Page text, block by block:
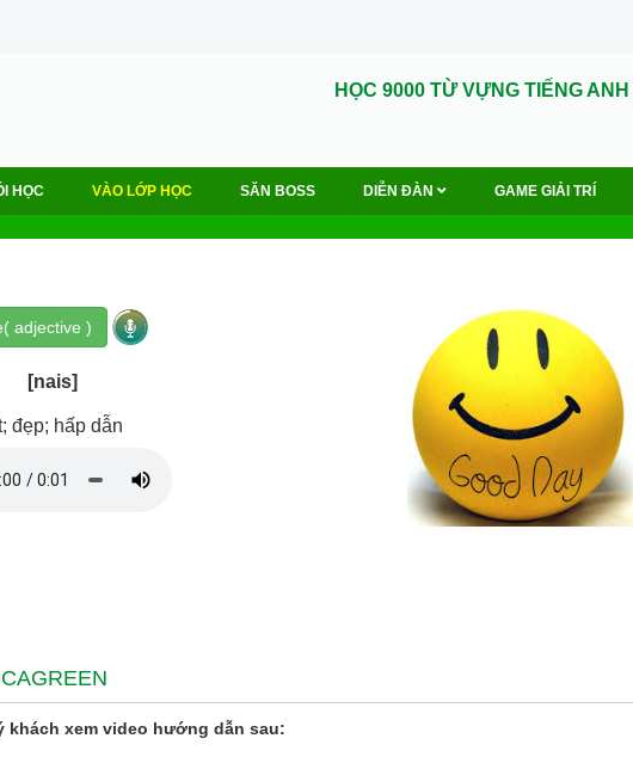
HỌC 9000 TỪ VỰNG TIẾNG ANH
HỌC VÀO LỚP HỌC SĂN BOSS DIỄN ĐÀN GAME GIẢI TRÍ
adjective )
[nais]
đẹp; hấp dẫn
xem video hướng dẫn sau: